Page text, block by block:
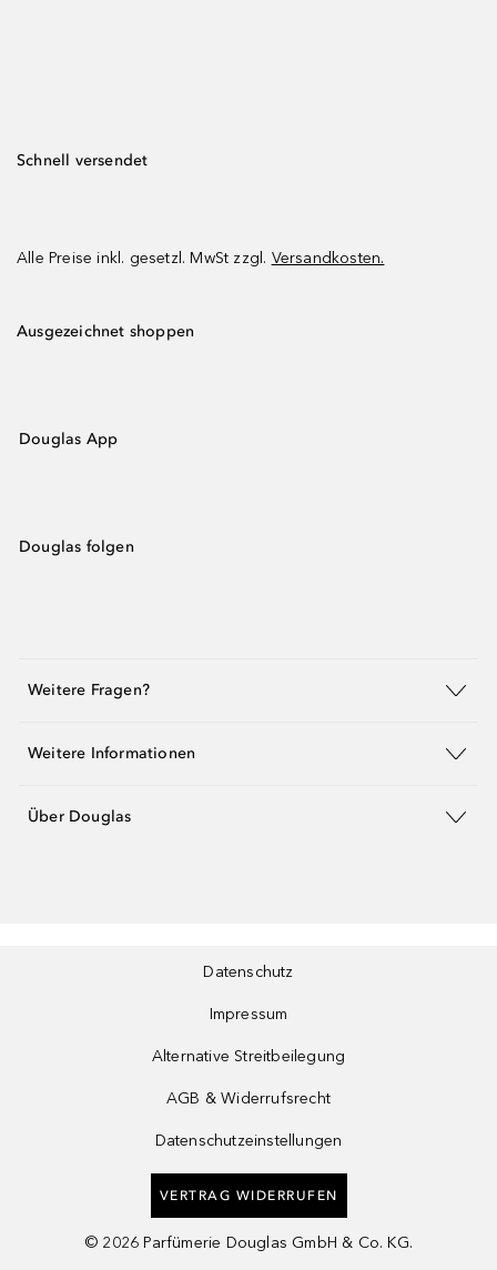
Schnell versendet
Alle Preise inkl. gesetzl. MwSt zzgl. Versandkosten.
Ausgezeichnet shoppen
Douglas App
Douglas folgen
Weitere Fragen?
Weitere Informationen
Über Douglas
Datenschutz
Impressum
Alternative Streitbeilegung
AGB & Widerrufsrecht
Datenschutzeinstellungen
VERTRAG WIDERRUFEN
© 2026 Parfümerie Douglas GmbH & Co. KG.